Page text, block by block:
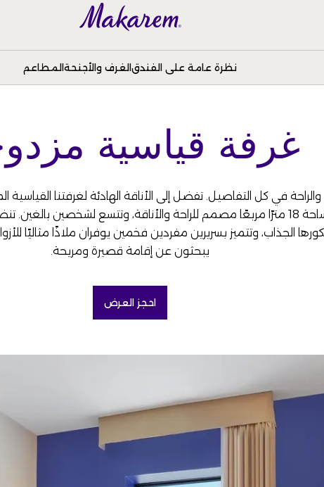
نظرة عامة على الفندقالغرف والأجنحةالمطاعم
غرفة قياسية
والراحة في كل التفاصيل. تفضل إلى الأناقة الهادئة لغرفتنا
بمساحة 18 مترًا مربعًا مصمم للراحة والأناقة، وتتسع لشخصين
الجذاب، وتتميز بسريرين مفردين فخمين يوفران ملاذًا مثاليًا
يبحثون عن إقامة قصيرة ومريحة.
احجز العرض(OPENS IN A NEW TAB)